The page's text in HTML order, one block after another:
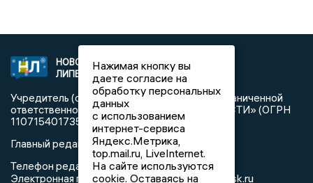
НОВОСТИ
ЛИПЕЦКА
2021 © NEWSLIPETSK.RU | СИ
«Новости Липецка»
Учредитель (соучредители): Общество с ограниченной
ответственностью «РЕГИОНАЛЬНЫЕ НОВОСТИ» (ОГРН
1107154017354)
Главный редактор: Герцог Е.Г.
Телефон редакции: +7 903 699 9427
Электронная почта редакции:info@newslipetsk.ru
Нажимая кнопку вы
даете согласие на
обработку персональных
данных
с использованием
интернет-сервиса
Яндекс.Метрика,
top.mail.ru, LiveInternet.
На сайте используются
cookie. Оставаясь на